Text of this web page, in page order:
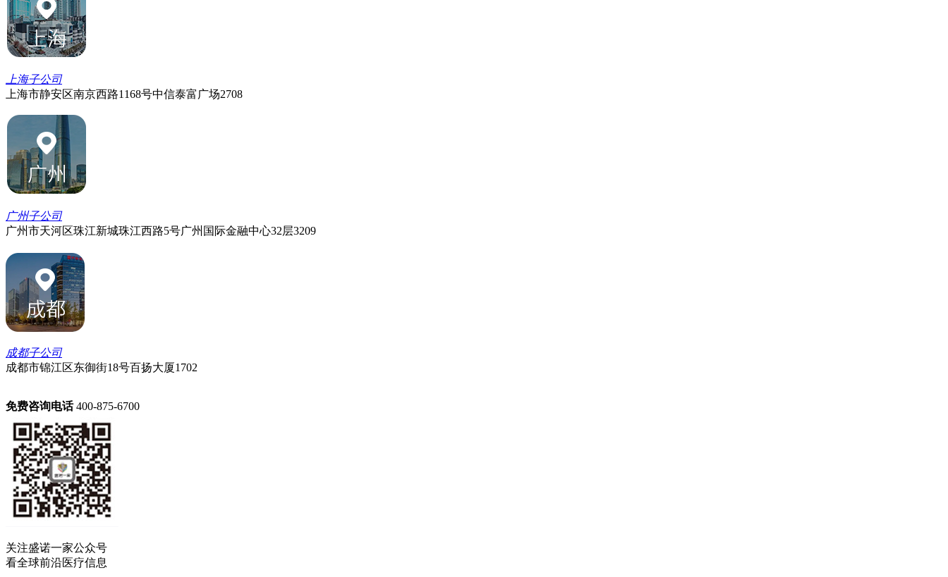
上海子公司
上海市静安区南京西路1168号中信泰富广场2708
广州子公司
广州市天河区珠江新城珠江西路5号广州国际金融中心32层3209
成都子公司
成都市锦江区东御街18号‌‌百扬大厦1702
免费咨询电话 400-875-6700
关注盛诺一家公众号
看全球前沿医疗信息